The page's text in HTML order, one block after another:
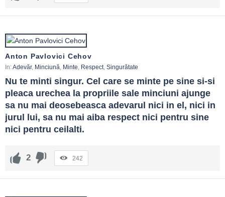
Anton Pavlovici Cehov
In:Adevăr, Minciună, Minte, Respect, Singurătate
Nu te minti singur. Cel care se minte pe sine si-si
pleaca urechea la propriile sale minciuni ajunge
sa nu mai deosebeasca adevarul nici in el, nici in
jurul lui, sa nu mai aiba respect nici pentru sine
nici pentru ceilalti.
2 242